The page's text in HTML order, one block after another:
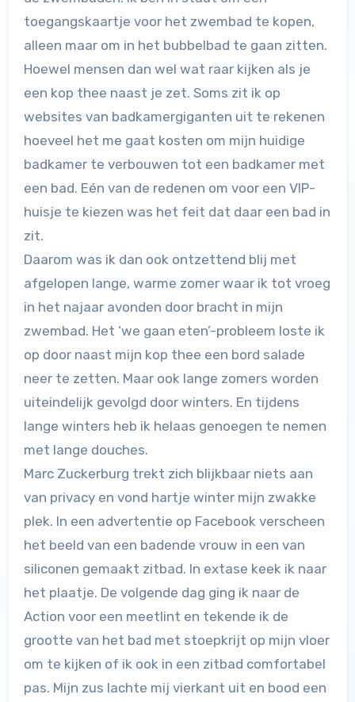
toegangskaartje voor het zwembad te kopen,
alleen maar om in het bubbelbad te gaan zitten.
Hoewel mensen dan wel wat raar kijken als je
een kop thee naast je zet. Soms zit ik op
websites van badkamergiganten uit te rekenen
hoeveel het me gaat kosten om mijn huidige
badkamer te verbouwen tot een badkamer met
een bad. Eén van de redenen om voor een VIP-
huisje te kiezen was het feit dat daar een bad in
zit.
Daarom was ik dan ook ontzettend blij met
afgelopen lange, warme zomer waar ik tot vroeg
in het najaar avonden door bracht in mijn
zwembad. Het ‘we gaan eten’-probleem loste ik
op door naast mijn kop thee een bord salade
neer te zetten. Maar ook lange zomers worden
uiteindelijk gevolgd door winters. En tijdens
lange winters heb ik helaas genoegen te nemen
met lange douches.
Marc Zuckerburg trekt zich blijkbaar niets aan
van privacy en vond hartje winter mijn zwakke
plek. In een advertentie op Facebook verscheen
het beeld van een badende vrouw in een van
siliconen gemaakt zitbad. In extase keek ik naar
het plaatje. De volgende dag ging ik naar de
Action voor een meetlint en tekende ik de
grootte van het bad met stoepkrijt op mijn vloer
om te kijken of ik ook in een zitbad comfortabel
pas. Mijn zus lachte mij vierkant uit en bood een